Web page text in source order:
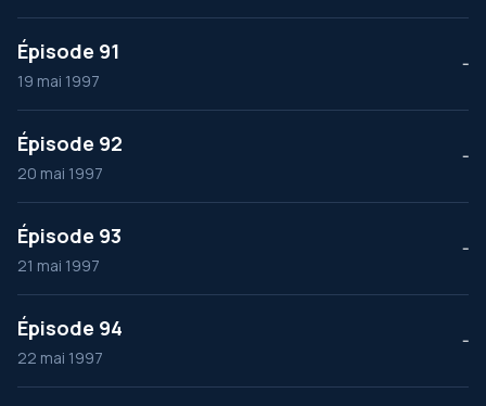
Épisode 91
19 mai 1997
--
Épisode 92
20 mai 1997
--
Épisode 93
21 mai 1997
--
Épisode 94
22 mai 1997
--